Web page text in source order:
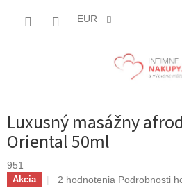
EUR
Luxusný masážny
Oriental 50ml
951
Akcia
Priemerné
2 hodnotenia Podrobnosti